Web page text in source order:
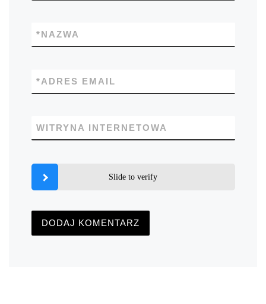
NAZWA
*
ADRES EMAIL
*
WITRYNA INTERNETOWA
Slide to verify